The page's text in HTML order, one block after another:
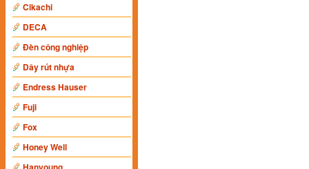
Cikachi
DECA
Đèn công nghiệp
Dây rút nhựa
Endress Hauser
Fuji
Fox
Honey Well